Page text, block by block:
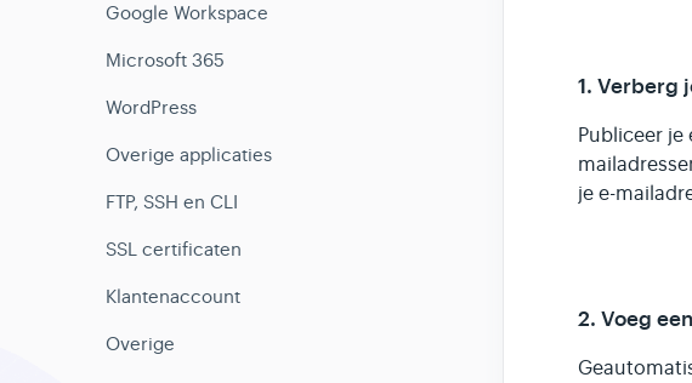
1. Verberg
Publiceer
je e-
2. Voeg
Google Workspace
Microsoft 365
WordPress
Overige applicaties
FTP, SSH en CLI
SSL certificaten
Klantenaccount
Overige